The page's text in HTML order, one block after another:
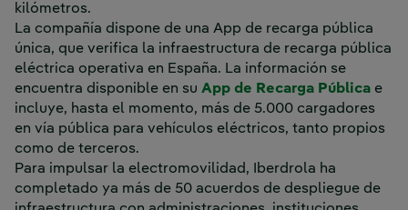
kilómetros.
La compañía dispone de una App de recarga pública
única, que verifica la infraestructura de recarga pública
eléctrica operativa en España. La información se
encuentra disponible en su App de Recarga Pública e
incluye, hasta el momento, más de 5.000 cargadores
en vía pública para vehículos eléctricos, tanto propios
como de terceros.
Para impulsar la electromovilidad, Iberdrola ha
completado ya más de 50 acuerdos de despliegue de